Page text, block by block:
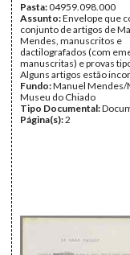
Pasta:04959.098.000
Assunto:Envelope que
conjunto de artigos de
Mendes, manuscritos e
dactilografados (com
manuscritas) e provas
Alguns artigos estão
Fundo:Manuel Mendes/
Museu do Chiado
Tipo Documental:
Página(s):2